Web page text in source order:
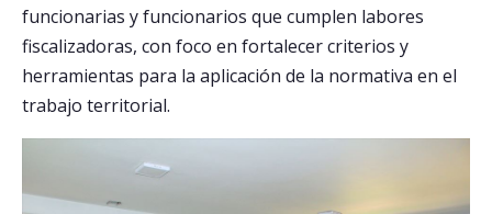
funcionarias y funcionarios que cumplen labores
fiscalizadoras, con foco en fortalecer criterios y
herramientas para la aplicación de la normativa en el
trabajo territorial.